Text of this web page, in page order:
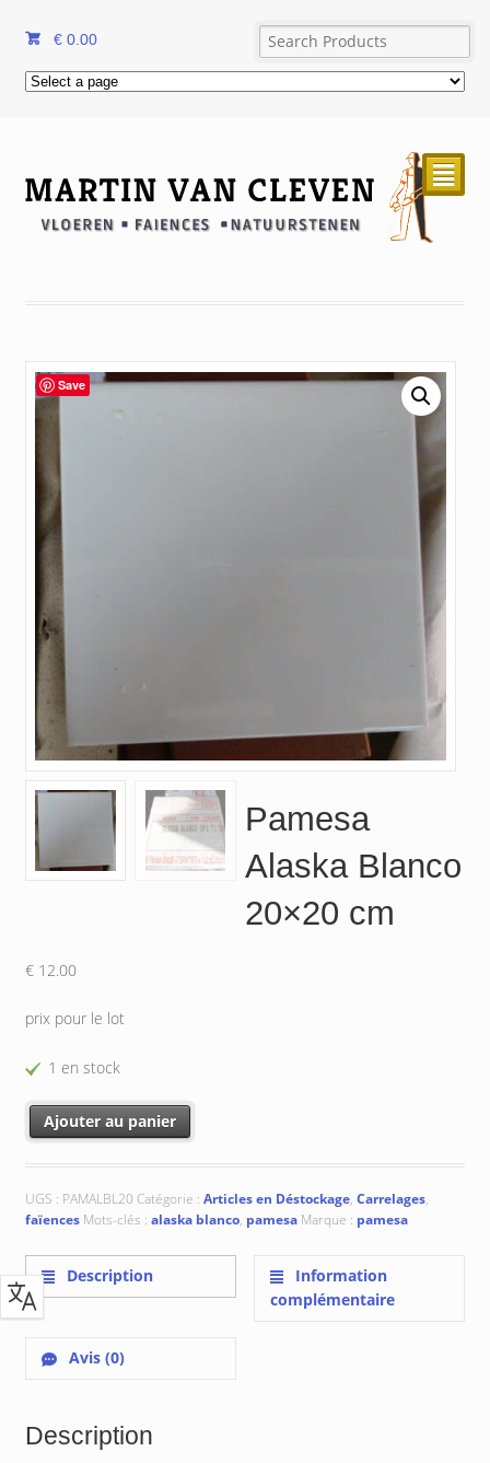
€ 0.00
²
Save
Pamesa
Alaska Blanco
20×20 cm
€12.00
prix pour le lot
1 en stock
quantité de Pamesa Alaska Blanco 20x20 cm
Ajouter au panier
UGS : PAMALBL20 Catégorie : Articles en Déstockage, Carrelages,
faïences Mots-clés : alaska blanco, pamesa Marque : pamesa
Description
Information
complémentaire
Avis (0)
Description